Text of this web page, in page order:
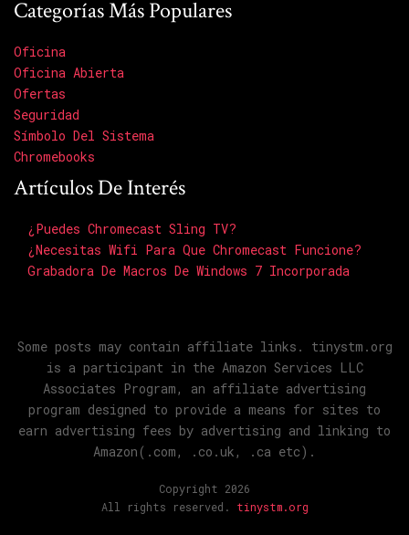
Categorías Más Populares
Oficina
Oficina Abierta
Ofertas
Seguridad
Símbolo Del Sistema
Chromebooks
Artículos De Interés
¿Puedes Chromecast Sling TV?
¿Necesitas Wifi Para Que Chromecast Funcione?
Grabadora De Macros De Windows 7 Incorporada
Some posts may contain affiliate links. tinystm.org
is a participant in the Amazon Services LLC
Associates Program, an affiliate advertising
program designed to provide a means for sites to
earn advertising fees by advertising and linking to
Amazon(.com, .co.uk, .ca etc).
Copyright 2026
All rights reserved. tinystm.org